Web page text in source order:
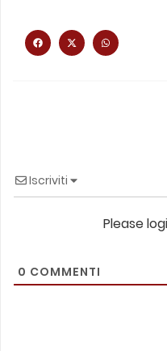
Iscriviti
Please
0 COMMENTI